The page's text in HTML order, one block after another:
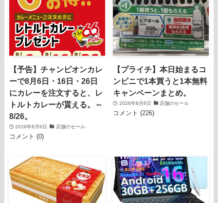
【予告】チャンピオンカレ
ーで8月6日・16日・26日
にカレーを注文すると、レ
トルトカレーが貰える。～
8/26。
2026年8月6日 店舗のセール
コメント (0)
【プライチ】本日始まるコ
ンビニで1本買うと1本無料
キャンペーンまとめ。
2026年8月6日 店舗のセール
コメント (226)